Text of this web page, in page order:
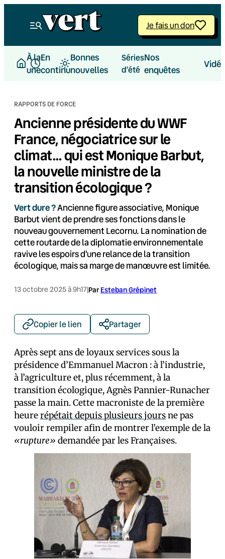
Je fais un don
À la
une
En
continu
Bonnes
nouvelles
Séries
d’été
Nos
enquêtes
RAPPORTS DE FORCE
Ancienne présidente du WWF
France, négociatrice sur le
climat… qui est Monique Barbut,
la nouvelle ministre de la
transition écologique ?
Vert dure ?Ancienne figure associative, Monique
Barbut vient de prendre ses fonctions dans le
nouveau gouvernement Lecornu. La nomination de
cette routarde de la diplomatie environnementale
ravive les espoirs d'une relance de la transition
écologique, mais sa marge de manœuvre est limitée.
13 octobre 2025 à 9h17|Par Esteban Grépinet
Copier le lien Partager
Après sept ans de loyaux services sous la
présidence d’Emmanuel Macron : à l’industrie,
à l’agriculture et, plus récemment, à la
transition écologique, Agnès Pannier-Runacher
passe la main. Cette macroniste de la première
heurerépétait depuis plusieurs joursne pas
vouloir rempiler afin de montrer l’exemple de la
«rupture» demandée par les Français·es.